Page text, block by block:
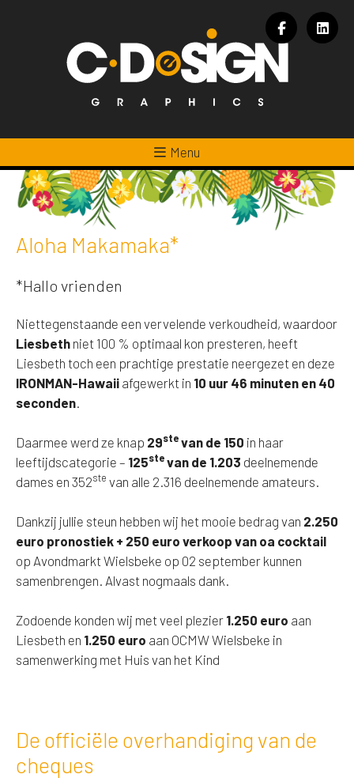
Menu
Aloha Makamaka*
*Hallo vrienden
Niettegenstaande een vervelende verkoudheid, waardoor
Liesbeth niet 100 % optimaal kon presteren, heeft
Liesbeth toch een prachtige prestatie neergezet en deze
IRONMAN-Hawaii afgewerkt in 10 uur 46 minuten en 40
seconden
Daarmee werd ze knap 29stevan de 150 in haar
leeftijdscategorie – 125stevan de 1.203 deelnemende
dames en 352ste van alle 2.316 deelnemende amateurs.
Dankzij jullie steun hebben wij het mooie bedrag van 2.250
euro pronostiek + 250 euro verkoop van oa cocktail
op Avondmarkt Wielsbeke op 02 september kunnen
samenbrengen. Alvast nogmaals dank.
Zodoende konden wij met veel plezier 1.250 euro aan
Liesbeth en 1.250 euro aan OCMW Wielsbeke in
samenwerking met Huis van het Kind
De officiële overhandiging van de
cheques